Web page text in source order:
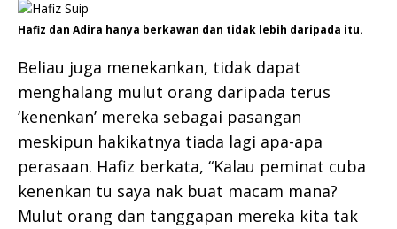
Hafiz dan Adira hanya berkawan dan tidak lebih daripada itu.
Beliau juga menekankan, tidak dapat
menghalang mulut orang daripada terus
‘kenenkan’ mereka sebagai pasangan
meskipun hakikatnya tiada lagi apa-apa
perasaan. Hafiz berkata, “Kalau peminat cuba
kenenkan tu saya nak buat macam mana?
Mulut orang dan tanggapan mereka kita tak